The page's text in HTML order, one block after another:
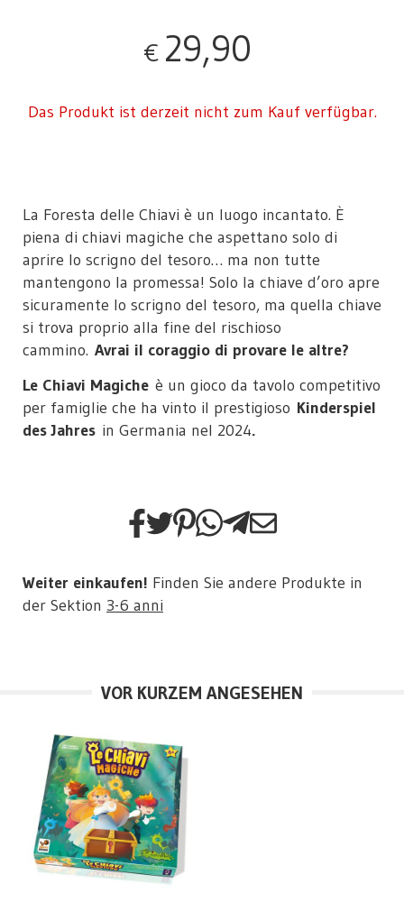
€ 29,90
Das Produkt ist derzeit nicht zum Kauf verfügbar.
La Foresta delle Chiavi è un luogo incantato. È
piena di chiavi magiche che aspettano solo di
aprire lo scrigno del tesoro… ma non tutte
mantengono la promessa! Solo la chiave d’oro apre
sicuramente lo scrigno del tesoro, ma quella chiave
si trova proprio alla fine del rischioso
cammino. Avrai il coraggio di provare le altre?
Le Chiavi Magiche è un gioco da tavolo competitivo
per famiglie che ha vinto il prestigioso Kinderspiel
des Jahres in Germania nel 2024.
Weiter einkaufen! Finden Sie andere Produkte in
der Sektion 3-6 anni
VOR KURZEM ANGESEHEN